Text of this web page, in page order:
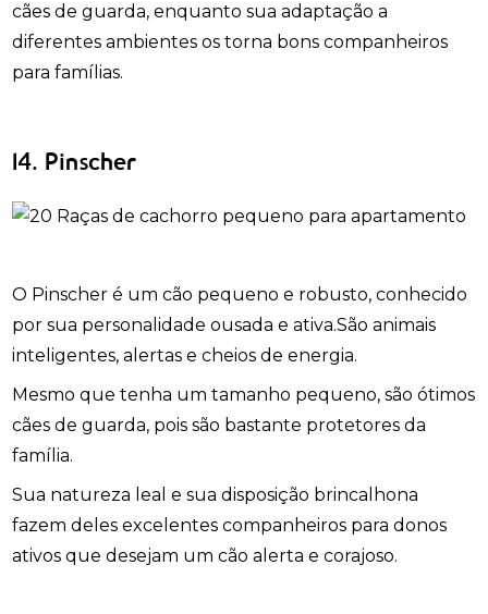
cães de guarda, enquanto sua adaptação a
diferentes ambientes os torna bons companheiros
para famílias.
14. Pinscher
O Pinscher é um cão pequeno e robusto, conhecido
por sua personalidade ousada e ativa.São animais
inteligentes, alertas e cheios de energia.
Mesmo que tenha um tamanho pequeno, são ótimos
cães de guarda, pois são bastante protetores da
família.
Sua natureza leal e sua disposição brincalhona
fazem deles excelentes companheiros para donos
ativos que desejam um cão alerta e corajoso.